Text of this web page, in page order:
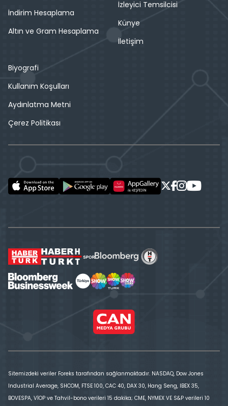
İndirim Hesaplama
Altın ve Gram Hesaplama
İzleyici Temsilcisi
Künye
İletişim
Biyografi
Kullanım Koşulları
Aydınlatma Metni
Çerez Politikası
Sitemizdeki veriler Foreks tarafından sağlanmaktadır. NASDAQ, Dow Jones
Industrial Average, SHCOM, FTSE 100, CAC 40, DAX 30, Hang Seng, IBEX 35,
BOVESPA, VİOP ve Tahvil-bono verileri 15 dakika; CME, NYMEX VE S&P verileri 10